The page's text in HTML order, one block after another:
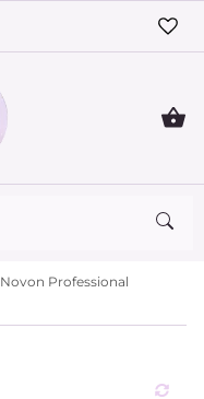
Novon Professional